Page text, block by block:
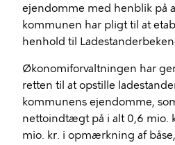
ejendomme med henblik på
kommunen har pligt til at
henhold til
Økonomiforvaltningen har
retten til at opstille
kommunens ejendomme,
nettoindtægt på i alt 0,6 mio.
mio. kr. i opmærkning af